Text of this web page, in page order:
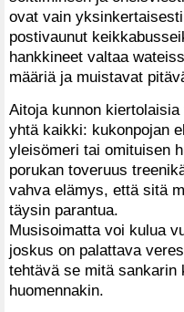
ovat vain
postivaunut
hankkineet valtaa
määriä ja muistavat
Aitoja kunnon
yhtä kaikki: kukonpojan
yleisömeri tai omituisen
porukan toveruus
vahva elämys, että sitä
täysin parantua.
Musisoimatta voi kulua
joskus on palattava
tehtävä se mitä sankarin
huomennakin.